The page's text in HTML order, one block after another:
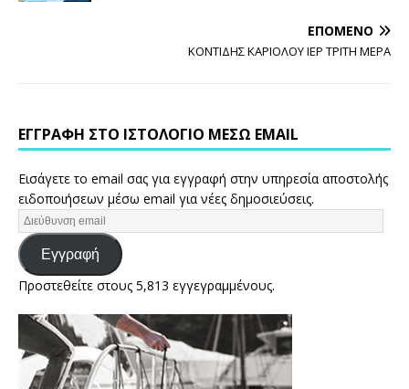
ΕΠΌΜΕΝΟ
ΚΟΝΤΙΔΗΣ ΚΑΡΙΟΛΟΥ ΙΕΡ ΤΡΙΤΗ ΜΕΡΑ
ΕΓΓΡΑΦΉ ΣΤΟ ΙΣΤΟΛΌΓΙΟ ΜΈΣΩ EMAIL
Εισάγετε το email σας για εγγραφή στην υπηρεσία αποστολής
ειδοποιήσεων μέσω email για νέες δημοσιεύσεις.
Εγγραφή
Προστεθείτε στους 5,813 εγγεγραμμένους.